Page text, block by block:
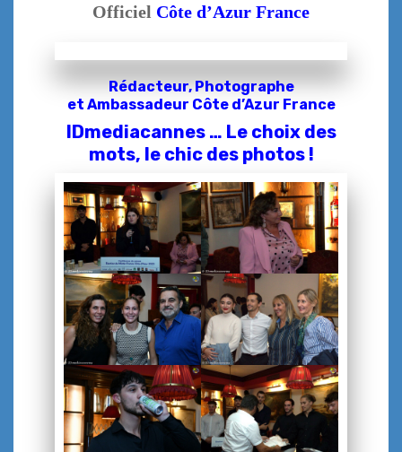
Officiel Côte d’Azur France
Rédacteur, Photographe
et Ambassadeur Côte d’Azur France
IDmediacannes … Le choix des
mots, le chic des photos !